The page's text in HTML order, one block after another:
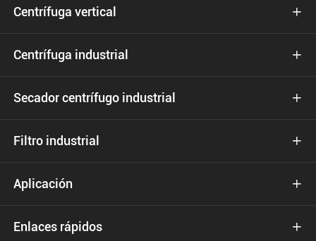
Centrífuga vertical 
Centrífuga industrial 
Secador centrífugo industrial 
Filtro industrial 
Aplicación 
Enlaces rápidos 